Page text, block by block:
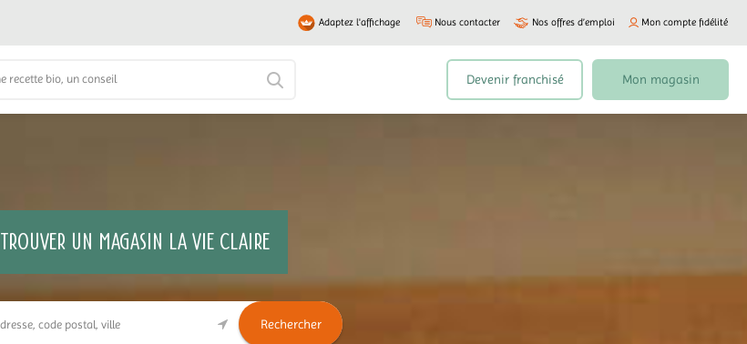
Adaptez l'affichage Nous contacter Nos offres d’emploi Mon compte fidélité
Devenir franchisé Mon magasin
TROUVER UN MAGASIN LA VIE CLAIRE
Rechercher